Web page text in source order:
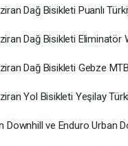
Dağ Bisikleti Puanlı
Dağ Bisikleti Eliminatör
Dağ Bisikleti Gebze
Yol Bisikleti Yeşilay
Downhill ve Enduro Urban